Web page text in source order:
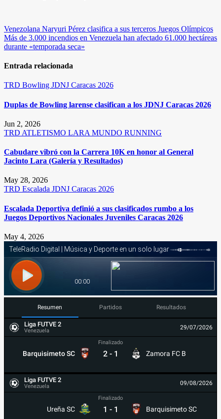
Navegación
de
Venezolana Naryuri Pérez clasifica a sus terceros Juegos Olímpicos
Más de 3.000 incendios en Venezuela han afectado 61.000 hectáreas
durante «temporada seca»
Entrada relacionada
TRD Bowling JDNJ Caracas 2026
Duplas de Bowling larense clasifican a los JDNJ Caracas 2026
Jun 2, 2026
TRD ATLETISMO LARA MUNDO RUNNING
Cabudare vibró con la Carrera 10K en honor al General
Jacinto Lara (Galería y Resultados)
May 28, 2026
TRD Escalada JDNJ Caracas 2026
Escalada Deportiva definió a sus clasificados rumbo a los
Juegos Deportivos Nacionales Juveniles Caracas 2026
May 4, 2026
Resumen Partidos Resultados
Liga FUTVE 2
Venezuela 29/07/2026
Barquisimeto SC
Finalizado
2 - 1 Zamora FC B
Liga FUTVE 2
Venezuela 09/08/2026
Ureña SC
Finalizado
1 - 1 Barquisimeto SC